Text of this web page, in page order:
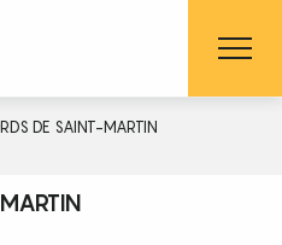
DE SAINT-MARTIN